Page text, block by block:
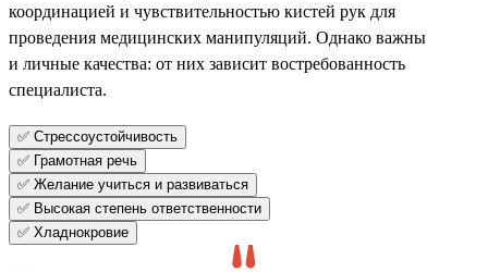
координацией и чувствительностью кистей рук для
проведения медицинских манипуляций. Однако важны
и личные качества: от них зависит востребованность
специалиста.
✅ Стрессоустойчивость
✅ Грамотная речь
✅ Желание учиться и развиваться
✅ Высокая степень ответственности
✅ Хладнокровие